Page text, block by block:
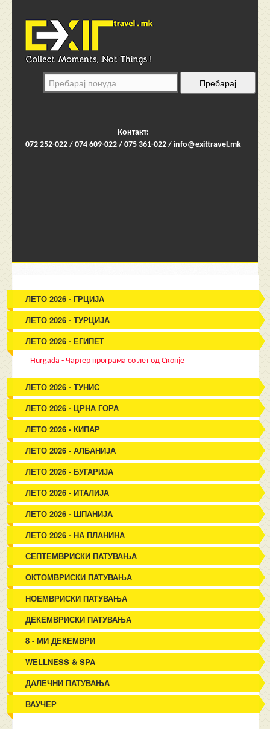
Контакт:
072 252-022 / 074 609-022 / 075 361-022 / info@exittravel.mk
ЛЕТО 2026 - ГРЦИЈА
ЛЕТО 2026 - ТУРЦИЈА
ЛЕТО 2026 - ЕГИПЕТ
Hurgada - Чартер програма со лет од Скопје
ЛЕТО 2026 - ТУНИС
ЛЕТО 2026 - ЦРНА ГОРА
ЛЕТО 2026 - КИПАР
ЛЕТО 2026 - АЛБАНИЈА
ЛЕТО 2026 - БУГАРИЈА
ЛЕТО 2026 - ИТАЛИЈА
ЛЕТО 2026 - ШПАНИЈА
ЛЕТО 2026 - НА ПЛАНИНА
СЕПТЕМВРИСКИ ПАТУВАЊА
ОКТОМВРИСКИ ПАТУВАЊА
НОЕМВРИСКИ ПАТУВАЊА
ДЕКЕМВРИСКИ ПАТУВАЊА
8 - МИ ДЕКЕМВРИ
WELLNESS & SPA
ДАЛЕЧНИ ПАТУВАЊА
ВАУЧЕР